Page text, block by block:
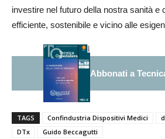
investire nel futuro della nostra sanità e
efficiente, sostenibile e vicino alle
Abbonati a
TAGS Confindustria Dispositivi Medici
DTx
Guido Beccagutti